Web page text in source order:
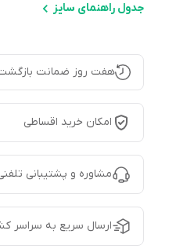
جدول راهنمای سایز
هفت روز ضمانت بازگشت کالا
امکان خرید اقساطی
مشاوره و پشتیبانی تلفنی
ارسال سریع به سراسر کشور